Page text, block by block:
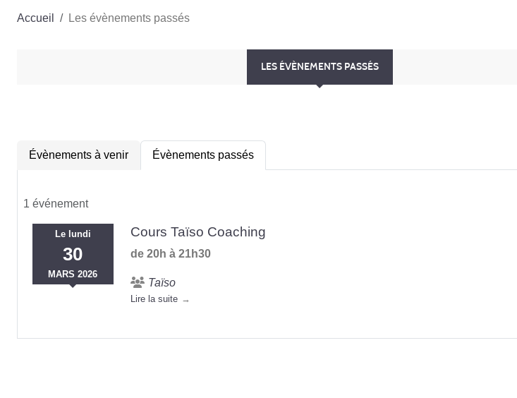
Accueil Les évènements passés
LES ÉVÈNEMENTS PASSÉS
Évènements à venir Évènements passés
1 événement
Le lundi
30
MARS 2026
Cours Taïso Coaching
de 20h à 21h30
Taïso
Lire la suite